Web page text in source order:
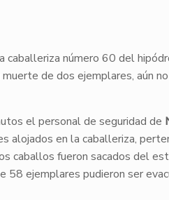
caballeriza número 60 del
de dos ejemplares, aún no
el personal de seguridad de
alojados en la caballeriza,
caballos fueron sacados del
58 ejemplares pudieron ser